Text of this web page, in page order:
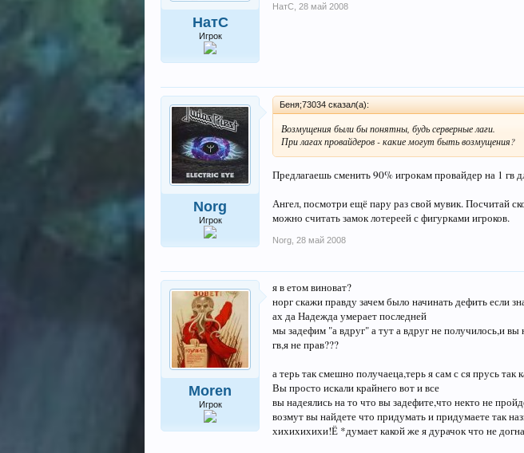
НатС
Игрок
НатС 28 май 2008
Norg
Игрок
Беня;73034 сказал(а):
Возмущения были бы понятны, будь серверные лаги.
При лагах провайдеров - какие могут быть возмущения?
Предлагаешь сменить 90% игрокам провайдер на 1 гв
Ангел, посмотри ещё пару раз свой мувик. Посчитай
можно считать замок лотереей с фигурками игроков.
Norg 28 май 2008
Moren
Игрок
я в етом виноват?
норг скажи правду зачем было начинать дефить если
ах да Надежда умерает последней
мы задефим "а вдруг" а тут а вдруг не
гв,я не прав???
а терь так смешно получаеца,терь я сам с ся прусь так
Вы просто искали крайнего вот и все
вы надеялись на то что вы задефите,что некто не
возмут вы найдете что придумать и придумаете так
хихихихихи!Ё *думает какой же я дурачок что не